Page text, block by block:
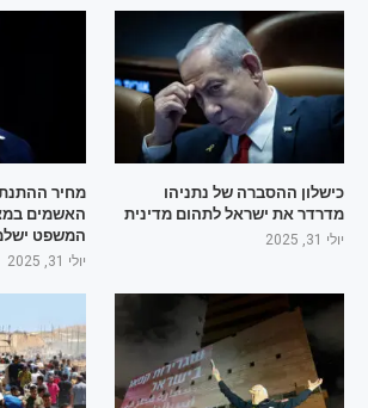
כישלון ההסברה של נתניהו
מדרדר את ישראל לתהום מדינית
יולי 31, 2025
מחיר
האשמים
המשפט
יולי 31, 2025